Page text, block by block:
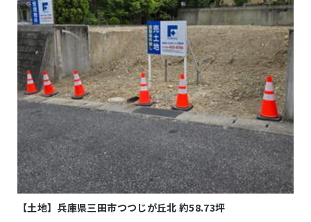
【土地】兵庫県三田市つつじが丘北 約58.73坪